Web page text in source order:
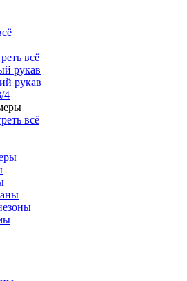
всё
рукав
рукав
4
всё